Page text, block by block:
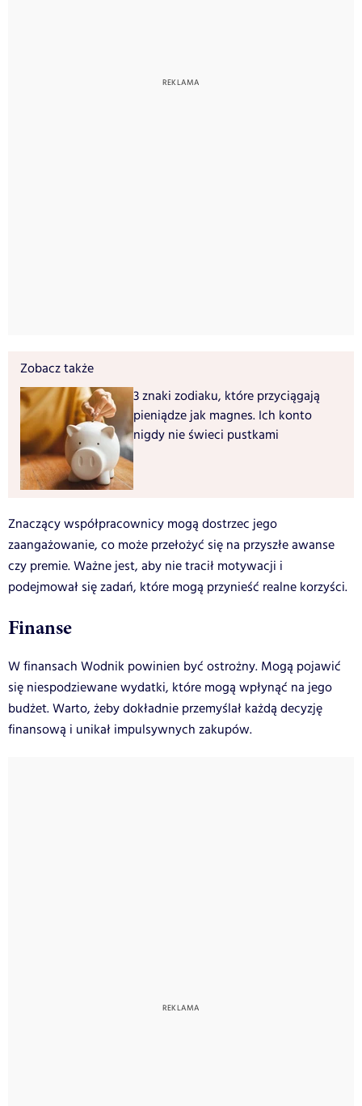
Zobacz także
3 znaki zodiaku, które przyciągają
pieniądze jak magnes. Ich konto
nigdy nie świeci pustkami
Znaczący współpracownicy mogą dostrzec jego
zaangażowanie, co może przełożyć się na przyszłe awanse
czy premie. Ważne jest, aby nie tracił motywacji i
podejmował się zadań, które mogą przynieść realne korzyści.
Finanse
W finansach Wodnik powinien być ostrożny. Mogą pojawić
się niespodziewane wydatki, które mogą wpłynąć na jego
budżet. Warto, żeby dokładnie przemyślał każdą decyzję
finansową i unikał impulsywnych zakupów.